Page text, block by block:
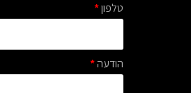
טלפון*
הודעה*